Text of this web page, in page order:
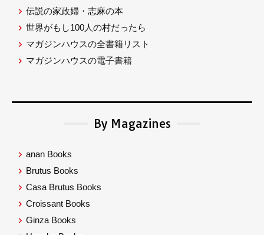
伝説の家政婦・志麻の本
世界がもし100人の村だったら
マガジンハウスの全書籍リスト
マガジンハウスの電子書籍
By Magazines
anan Books
Brutus Books
Casa Brutus Books
Croissant Books
Ginza Books